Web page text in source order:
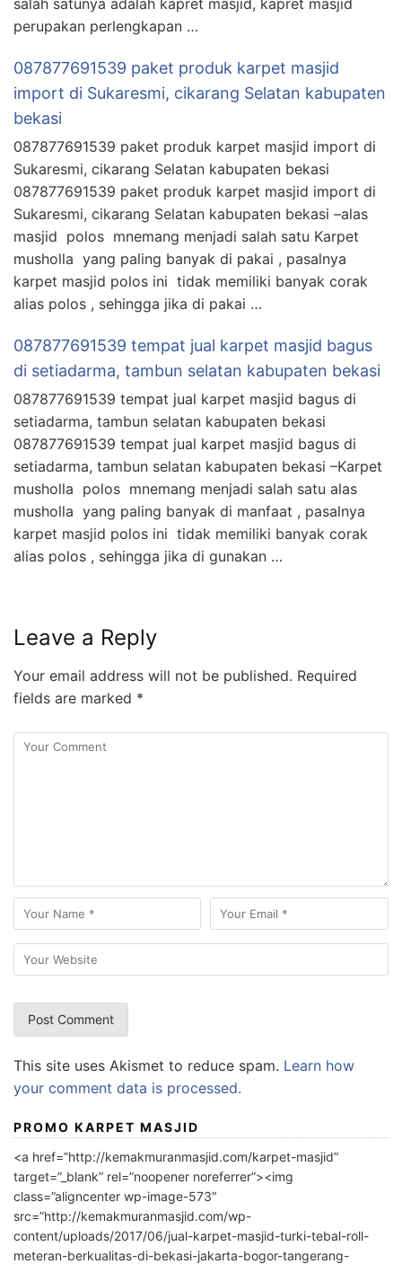
perupakan perlengkapan …
087877691539 paket produk karpet masjid
import di Sukaresmi, cikarang Selatan kabupaten
bekasi
087877691539 paket produk karpet masjid import di
Sukaresmi, cikarang Selatan kabupaten bekasi
087877691539 paket produk karpet masjid import di
Sukaresmi, cikarang Selatan kabupaten bekasi –alas
masjid polos mnemang menjadi salah satu Karpet
musholla yang paling banyak di pakai , pasalnya
karpet masjid polos ini tidak memiliki banyak corak
alias polos , sehingga jika di pakai …
087877691539 tempat jual karpet masjid bagus
di setiadarma, tambun selatan kabupaten bekasi
087877691539 tempat jual karpet masjid bagus di
setiadarma, tambun selatan kabupaten bekasi
087877691539 tempat jual karpet masjid bagus di
setiadarma, tambun selatan kabupaten bekasi –Karpet
musholla polos mnemang menjadi salah satu alas
musholla yang paling banyak di manfaat , pasalnya
karpet masjid polos ini tidak memiliki banyak corak
alias polos , sehingga jika di gunakan …
Leave a Reply
Your email address will not be published. Required
fields are marked *
This site uses Akismet to reduce spam. Learn how
your comment data is processed.
PROMO KARPET MASJID
<a href=”http://kemakmuranmasjid.com/karpet-masjid”
target=”_blank” rel=”noopener noreferrer”><img
class=”aligncenter wp-image-573″
src=”http://kemakmuranmasjid.com/wp-
content/uploads/2017/06/jual-karpet-masjid-turki-tebal-roll-
meteran-berkualitas-di-bekasi-jakarta-bogor-tangerang-